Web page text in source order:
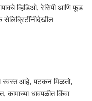
व्हिडिओ, रेसिपी आणि फूड
सेलिब्रिटींनीदेखील
स्वस्त आहे, पटकन मिळतो,
धावपळीत किंवा